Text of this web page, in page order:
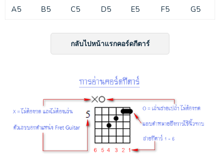
A5
B5 C5 D5 E5 F5 G5
กลับไปหน้าแรกคอร์ดกีตาร์